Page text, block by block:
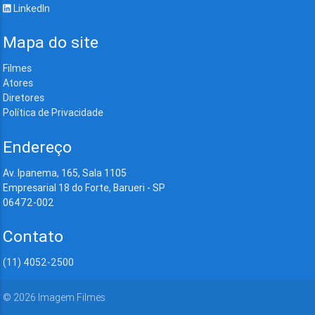
LinkedIn
Mapa do site
Filmes
Atores
Diretores
Política de Privacidade
Endereço
Av. Ipanema, 165, Sala 1105
Empresarial 18 do Forte, Barueri - SP
06472-002
Contato
(11) 4052-2500
© 2026 Imagem Filmes